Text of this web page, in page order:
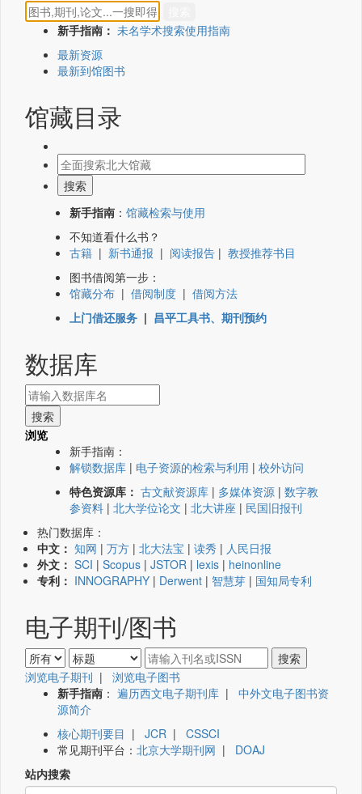
新手指南： 未名学术搜索使用指南
最新资源
最新到馆图书
馆藏目录
新手指南 ： 馆藏检索与使用
不知道看什么书？
古籍 | 新书通报 | 阅读报告 | 教授推荐书目
图书借阅第一步：
馆藏分布 | 借阅制度 | 借阅方法
上门借还服务 | 昌平工具书、期刊预约
数据库
浏览
新手指南：
解锁数据库 | 电子资源的检索与利用 | 校外访问
特色资源库： 古文献资源库 | 多媒体资源 | 数字教
参资料 | 北大学位论文 | 北大讲座 | 民国旧报刊
热门数据库：
中文： 知网 | 万方 | 北大法宝 | 读秀 | 人民日报
外文： SCI | Scopus | JSTOR | lexis | heinonline
专利： INNOGRAPHY | Derwent | 智慧芽 | 国知局专利
电子期刊/图书
浏览电子期刊 | 浏览电子图书
新手指南 ： 遍历西文电子期刊库 | 中外文电子图书资
源简介
核心期刊要目 | JCR | CSSCI
常见期刊平台： 北京大学期刊网 | DOAJ
站内搜索